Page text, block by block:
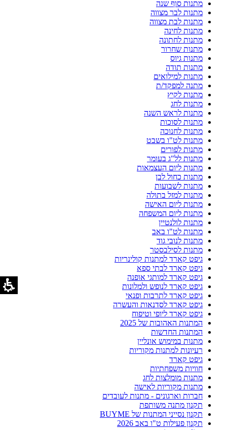
מתנות סוף שנה
מתנות לבר מצווה
מתנות לבת מצווה
מתנות לחינה
מתנות לחתונה
מתנות שחרור
מתנות גיוס
מתנות תודה
מתנות למילואים
מתנה למפקד/ת
מתנות לקיץ
מתנות לחג
מתנות לראש השנה
מתנות לסוכות
מתנות לחנוכה
מתנות לט"ו בשבט
מתנות לפורים
מתנות לל"ג בעומר
מתנות ליום העצמאות
מתנות כחול לבן
מתנות לשבועות
מתנות למזל בתולה
מתנות ליום האישה
מתנות ליום המשפחה
מתנות לולנטיין
מתנות לט"ו באב
מתנות לנובי גוד
מתנות לסילבסטר
גיפט קארד למתנות קולינריות
גיפט קארד לבתי ספא
גיפט קארד למותגי אופנה
גיפט קארד לנופש ולמלונות
גיפט קארד לתרבות ופנאי
גיפט קארד לסדנאות והעשרה
גיפט קארד ליופי וטיפוח
המתנות האהובות של 2025
המתנות החדשות
מתנות במימוש אונליין
רעיונות למתנות מקוריות
גיפט קארד
חוויות משפחתיות
מתנות מומלצות לחג
מתנות מקוריות לאישה
חברות וארגונים - מתנות לעובדים
תקנון מתנה משותפת
תקנון נסייני המתנות של BUYME
תקנון פעילות ט"ו באב 2026